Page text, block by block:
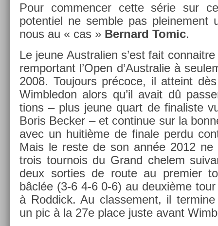
Pour com­menc­er cette série sur
poten­tiel ne semble pas pleine­ment
nous au « cas » Be­rnard Tomic.
Le jeune Australi­en s’est fait
re­mpor­tant l’Open d’Australie à
2008. Toujours précoce, il at­teint
Wimbledon alors qu’il avait dû
tions – plus jeune quart de fin­alis­te
Boris Be­ck­er – et con­tinue sur la
avec un huitième de fin­ale perdu
Mais le reste de son année 2012
trois tour­nois du Grand chelem
deux sort­ies de route au pre­mi­er
bâclée (3-6 4-6 0-6) au deuxième
à Rod­dick. Au clas­se­ment, il ter­mine
un pic à la 27e place juste avant